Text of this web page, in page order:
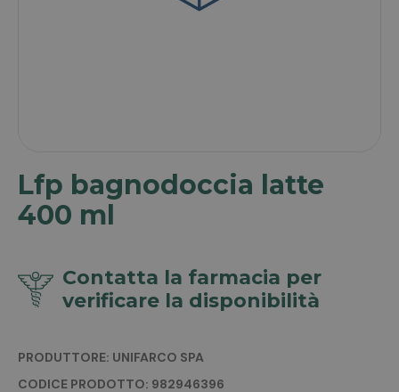
Lfp bagnodoccia latte
400 ml
Contatta la farmacia per
verificare la disponibilità
PRODUTTORE: UNIFARCO SPA
CODICE PRODOTTO: 982946396